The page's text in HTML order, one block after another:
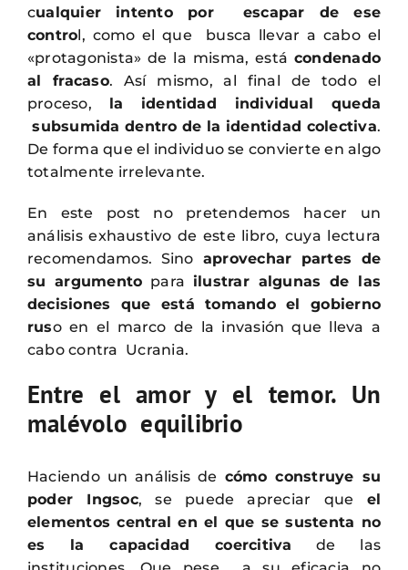
cualquier intento por escapar de ese
control, como el que busca llevar a cabo el
«protagonista» de la misma, está condenado
al fracaso. Así mismo, al final de todo el
proceso, la identidad individual queda
subsumida dentro de la identidad colectiva.
De forma que el individuo se convierte en algo
totalmente irrelevante.
En este post no pretendemos hacer un
análisis exhaustivo de este libro, cuya lectura
recomendamos. Sino aprovechar partes de
su argumento para ilustrar algunas de las
decisiones que está tomando el gobierno
ruso en el marco de la invasión que lleva a
cabo contra Ucrania.
Entre el amor y el temor. Un
malévolo equilibrio
Haciendo un análisis de cómo construye su
poder Ingsoc, se puede apreciar que el
elementos central en el que se sustenta no
es la capacidad coercitiva de las